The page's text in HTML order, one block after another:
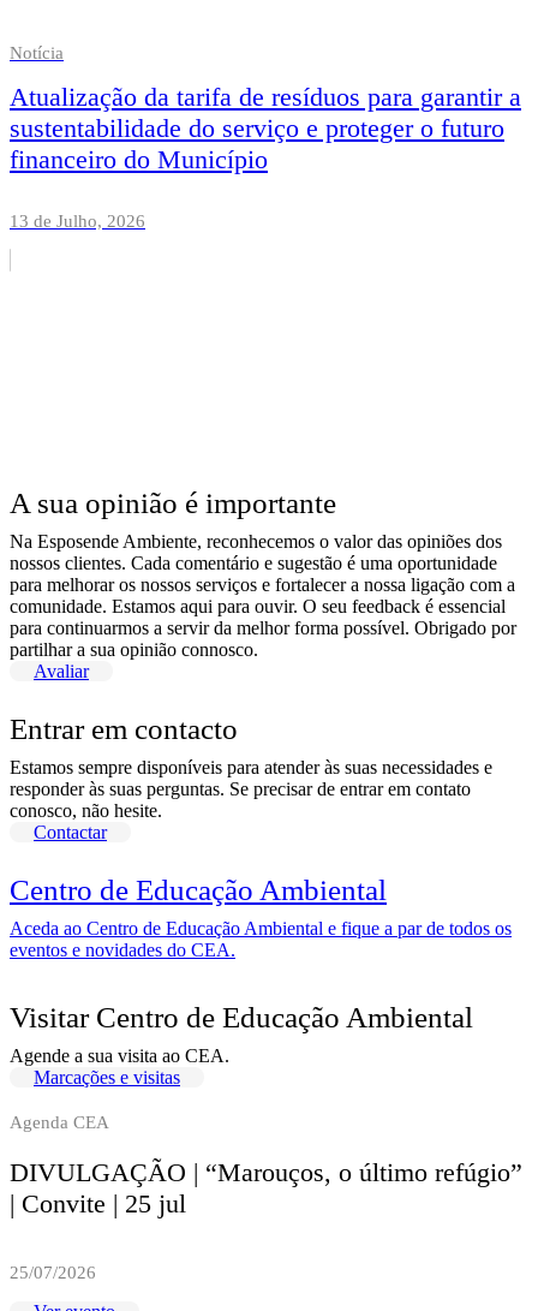
Notícia
Atualização da tarifa de resíduos para garantir a
sustentabilidade do serviço e proteger o futuro
financeiro do Município
13 de Julho, 2026
A sua opinião é importante
Na Esposende Ambiente, reconhecemos o valor das opiniões dos
nossos clientes. Cada comentário e sugestão é uma oportunidade
para melhorar os nossos serviços e fortalecer a nossa ligação com a
comunidade. Estamos aqui para ouvir. O seu feedback é essencial
para continuarmos a servir da melhor forma possível. Obrigado por
partilhar a sua opinião connosco.
Avaliar
Entrar em contacto
Estamos sempre disponíveis para atender às suas necessidades e
responder às suas perguntas. Se precisar de entrar em contato
conosco, não hesite.
Contactar
Centro de Educação Ambiental
Aceda ao Centro de Educação Ambiental e fique a par de todos os
eventos e novidades do CEA.
Visitar Centro de Educação Ambiental
Agende a sua visita ao CEA.
Marcações e visitas
Agenda CEA
DIVULGAÇÃO | “Marouços, o último refúgio”
| Convite | 25 jul
25/07/2026